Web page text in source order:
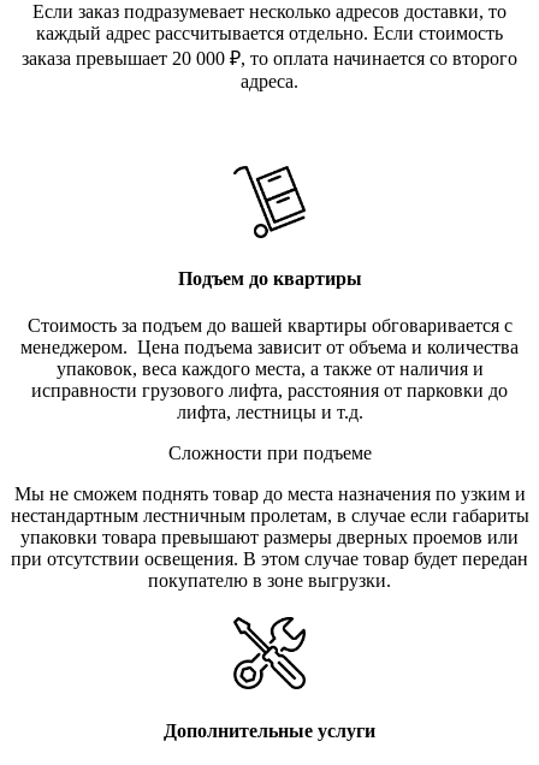
Если заказ подразумевает несколько адресов доставки, то
каждый адрес рассчитывается отдельно. Если стоимость
заказа превышает 20 000 ₽, то оплата начинается со второго
адреса.
Подъем до квартиры
Стоимость за подъем до вашей квартиры обговаривается с
менеджером. Цена подъема зависит от объема и количества
упаковок, веса каждого места, а также от наличия и
исправности грузового лифта, расстояния от парковки до
лифта, лестницы и т.д.
Сложности при подъеме
Мы не сможем поднять товар до места назначения по узким и
нестандартным лестничным пролетам, в случае если габариты
упаковки товара превышают размеры дверных проемов или
при отсутствии освещения. В этом случае товар будет передан
покупателю в зоне выгрузки.
Дополнительные услуги